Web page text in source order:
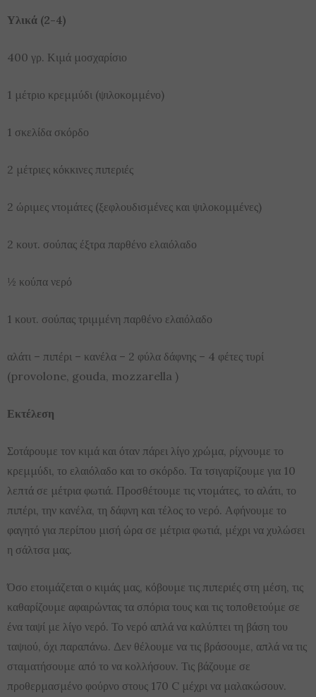
Υλικά (2-4)
400 γρ. Κιμά μοσχαρίσιο
1 μέτριο κρεμμύδι (ψιλοκομμένο)
1 σκελίδα σκόρδο
2 μέτριες κόκκινες πιπεριές
2 ώριμες ντομάτες (ξεφλουδισμένες και ψιλοκομμένες)
2 κουτ. σούπας έξτρα παρθένο ελαιόλαδο
½ κούπα νερό
1 κουτ. σούπας τριμμένη παρθένο ελαιόλαδο
αλάτι – πιπέρι – κανέλα – 2 φύλα δάφνης – 4 φέτες τυρί
(provolone, gouda, mozzarella )
Εκτέλεση
Σοτάρουμε τον κιμά και όταν πάρει λίγο χρώμα, ρίχνουμε το
κρεμμύδι, το ελαιόλαδο και το σκόρδο. Τα τσιγαρίζουμε για 10
λεπτά σε μέτρια φωτιά. Προσθέτουμε τις ντομάτες, το αλάτι, το
πιπέρι, την κανέλα, τη δάφνη και τέλος το νερό. Αφήνουμε το
φαγητό για περίπου μισή ώρα σε μέτρια φωτιά, μέχρι να χυλώσει
η σάλτσα μας.
Όσο ετοιμάζεται ο κιμάς μας, κόβουμε τις πιπεριές στη μέση, τις
καθαρίζουμε αφαιρώντας τα σπόρια τους και τις τοποθετούμε σε
ένα ταψί με λίγο νερό. Το νερό απλά να καλύπτει τη βάση του
ταψιού, όχι παραπάνω. Δεν θέλουμε να τις βράσουμε, απλά να τις
σταματήσουμε από το να κολλήσουν. Τις βάζουμε σε
προθερμασμένο φούρνο στους 170 C μέχρι να μαλακώσουν.